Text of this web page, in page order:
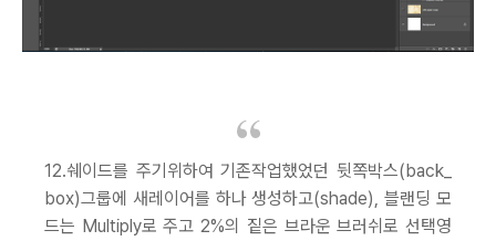
12.쉐이드를 주기위하여 기존작업했었던 뒷쪽박스(back_
box)그룹에 새레이어를 하나 생성하고(shade), 블랜딩 모
드는 Multiply로 주고 2%의 짙은 브라운 브러쉬로 선택영